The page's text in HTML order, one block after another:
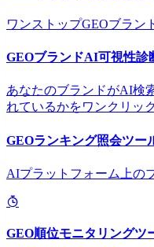
ワンストップGEOブラン
GEOブランドAI可視性診
あなたのブランドがAI検
れているかをワンクリッ
GEOランキング照会ツー
AIプラットフォーム上の
GEO順位モニタリングツ